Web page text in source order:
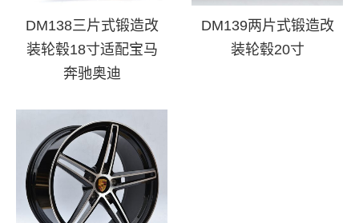
DM138三片式锻造改
装轮毂18寸适配宝马
奔驰奥迪
DM139两片式锻造改
装轮毂20寸